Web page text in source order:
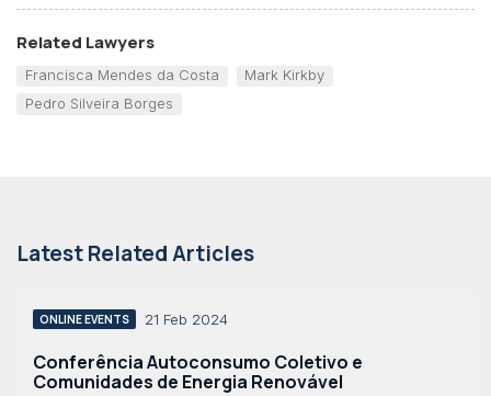
Related Lawyers
Francisca Mendes da Costa
Mark Kirkby
Pedro Silveira Borges
Latest Related Articles
ONLINE EVENTS 21 Feb 2024
Conferência Autoconsumo Coletivo e
Comunidades de Energia Renovável